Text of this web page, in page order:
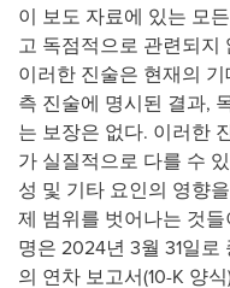
이 보도 자료에 있는 모
고 독점적으로 관련되지
이러한 진술은 현재의
측 진술에 명시된 결과,
는 보장은 없다. 이러한
가 실질적으로 다를 수
성 및 기타 요인의 영향
제 범위를 벗어나는 것
명은 2024년 3월 31일
의 연차 보고서(10-K 양